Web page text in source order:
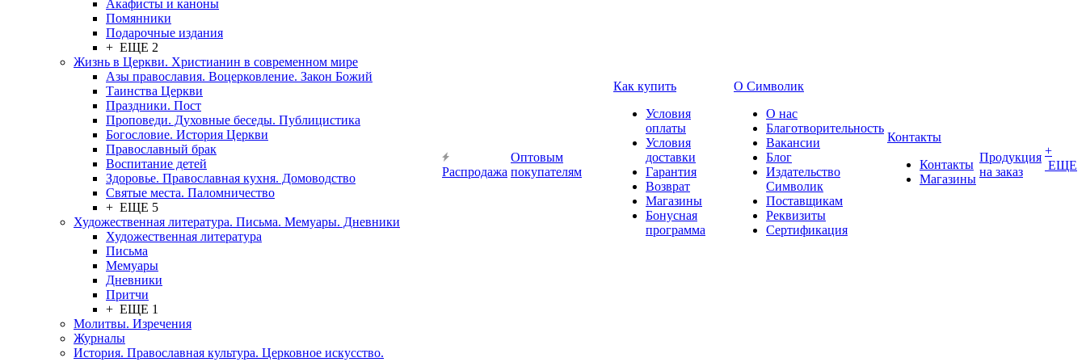
Акафисты и каноны
Помянники
Подарочные издания
+ ЕЩЕ 2
Жизнь в Церкви. Христианин в современном мире
Азы православия. Воцерковление. Закон Божий
Таинства Церкви
Праздники. Пост
Проповеди. Духовные беседы. Публицистика
Богословие. История Церкви
Православный брак
Воспитание детей
Здоровье. Православная кухня. Домоводство
Святые места. Паломничество
+ ЕЩЕ 5
Художественная литература. Письма. Мемуары. Дневники
Художественная литература
Письма
Мемуары
Дневники
Притчи
+ ЕЩЕ 1
Молитвы. Изречения
Журналы
История. Православная культура. Церковное искусство.
Распродажа
Оптовым
покупателям
Как купить
Условия
оплаты
Условия
доставки
Гарантия
Возврат
Магазины
Бонусная
программа
О Символик
О нас
Благотворительность
Вакансии
Блог
Издательство
Символик
Поставщикам
Реквизиты
Сертификация
Контакты
Контакты
Магазины
Продукция
на заказ
+
ЕЩЕ